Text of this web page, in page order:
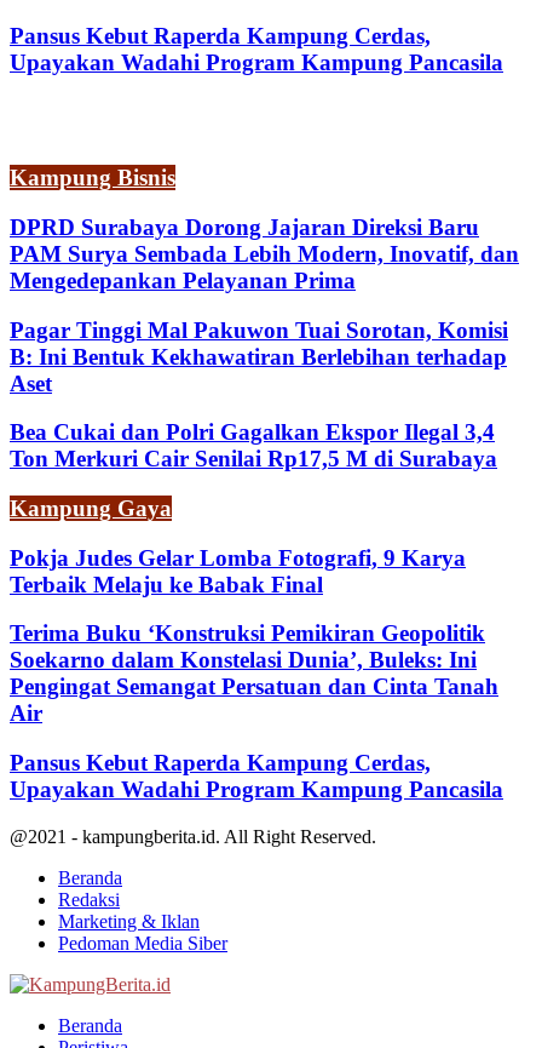
Pansus Kebut Raperda Kampung Cerdas,
Upayakan Wadahi Program Kampung Pancasila
Kampung Bisnis
DPRD Surabaya Dorong Jajaran Direksi Baru
PAM Surya Sembada Lebih Modern, Inovatif, dan
Mengedepankan Pelayanan Prima
Pagar Tinggi Mal Pakuwon Tuai Sorotan, Komisi
B: Ini Bentuk Kekhawatiran Berlebihan terhadap
Aset
Bea Cukai dan Polri Gagalkan Ekspor Ilegal 3,4
Ton Merkuri Cair Senilai Rp17,5 M di Surabaya
Kampung Gaya
Pokja Judes Gelar Lomba Fotografi, 9 Karya
Terbaik Melaju ke Babak Final
Terima Buku ‘Konstruksi Pemikiran Geopolitik
Soekarno dalam Konstelasi Dunia’, Buleks: Ini
Pengingat Semangat Persatuan dan Cinta Tanah
Air
Pansus Kebut Raperda Kampung Cerdas,
Upayakan Wadahi Program Kampung Pancasila
@2021 - kampungberita.id. All Right Reserved.
Beranda
Redaksi
Marketing & Iklan
Pedoman Media Siber
Beranda